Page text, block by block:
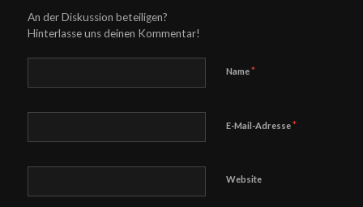
An der Diskussion beteiligen?
Hinterlasse uns deinen Kommentar!
Name*
E-Mail-Adresse*
Website